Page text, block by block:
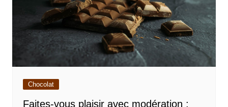
Chocolat
Faites-vous plaisir avec modération :